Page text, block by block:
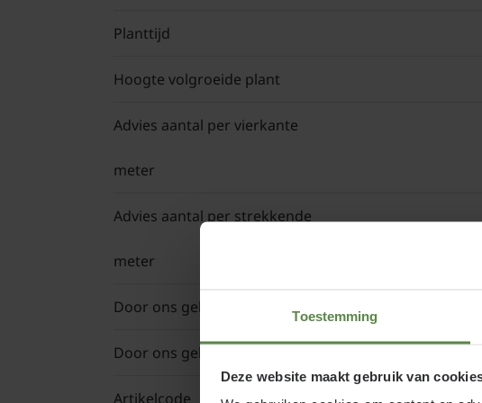
Toestemming
Deze website maakt gebruik van
Planttijd
Hoogte volgroeide plant
Advies aantal per vierkante
meter
Advies aantal per strekkende
meter
Door ons geleverde potmaat
Door ons geleverde hoogte
Artikelcode